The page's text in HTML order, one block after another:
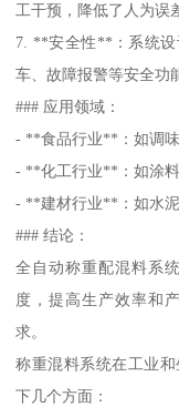
工干预，降低了人为误
7. **安全性**：系统设
车、故障报警等安全功
### 应用领域：
- **食品行业**：如调味
- **化工行业**：如涂料
- **建材行业**：如水泥
### 结论：
全自动称重配混料系
度，提高生产效率和
求。
称重混料系统在工业
下几个方面：